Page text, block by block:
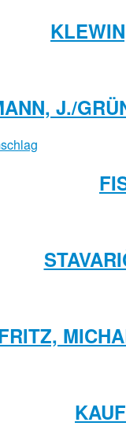
J./